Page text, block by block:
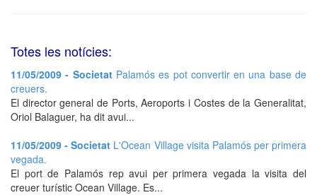
Totes les notícies:
11/05/2009 - Societat Palamós es pot convertir en una base de
creuers.
El director general de Ports, Aeroports i Costes de la Generalitat,
Oriol Balaguer, ha dit avui...
11/05/2009 - Societat L'Ocean Village visita Palamós per primera
vegada.
El port de Palamós rep avui per primera vegada la visita del
creuer turístic Ocean Village. Es...